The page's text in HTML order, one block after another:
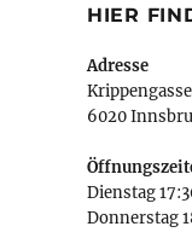
HIER
Adresse
6020
Dienstag
Donnerstag